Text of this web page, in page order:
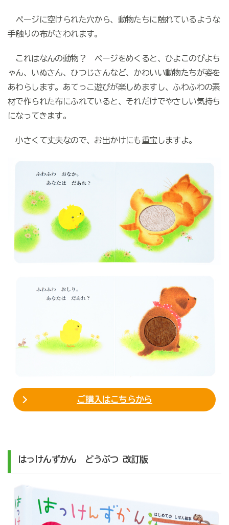
ページに空けられた穴から、動物たちに触れているような
手触りの布がさわれます。
これはなんの動物？ ページをめくると、ひよこのぴよち
ゃん、いぬさん、ひつじさんなど、かわいい動物たちが姿を
あわらします。あてっこ遊びが楽しめますし、ふわふわの素
材で作られた布にふれていると、それだけでやさしい気持ち
になってきます。
小さくて丈夫なので、お出かけにも重宝しますよ。
ご購入はこちらから
はっけんずかん どうぶつ 改訂版